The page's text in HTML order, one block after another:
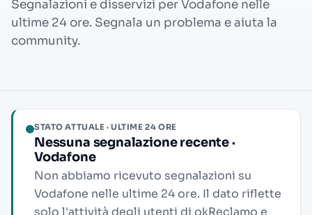
Segnalazioni e disservizi per Vodafone nelle
ultime 24 ore. Segnala un problema e aiuta la
community.
STATO ATTUALE · ULTIME 24 ORE
Nessuna segnalazione recente ·
Vodafone
Non abbiamo ricevuto segnalazioni su
Vodafone nelle ultime 24 ore. Il dato riflette
solo l'attività degli utenti di okReclamo e